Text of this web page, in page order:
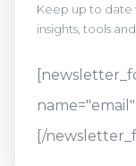
Keep up to date
insights, tools
[/